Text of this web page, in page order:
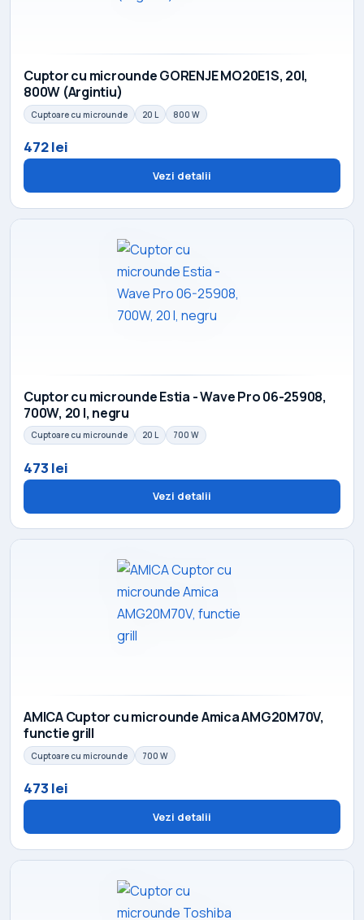
Cuptor cu microunde GORENJE MO20E1S, 20l,
800W (Argintiu)
Cuptoare cu microunde 20 L 800 W
472 lei
Vezi detalii
Cuptor cu microunde Estia - Wave Pro 06-25908,
700W, 20 l, negru
Cuptoare cu microunde 20 L 700 W
473 lei
Vezi detalii
AMICA Cuptor cu microunde Amica AMG20M70V,
functie grill
Cuptoare cu microunde 700 W
473 lei
Vezi detalii